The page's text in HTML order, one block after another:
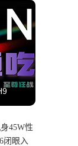
45W性
闭眼入